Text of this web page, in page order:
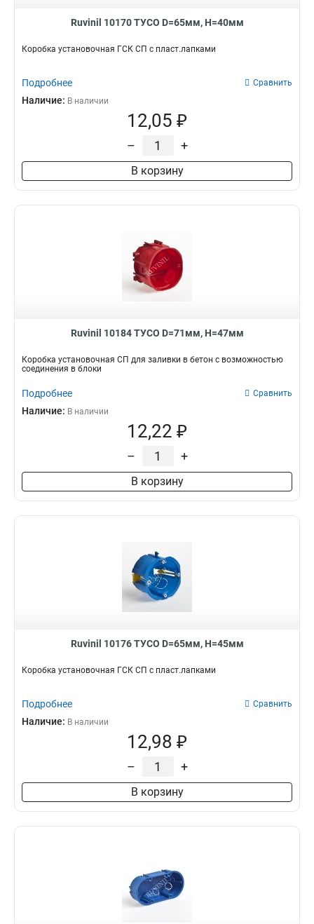
Ruvinil 10170 ТУСО D=65мм, H=40мм
Коробка установочная ГСК СП с пласт.лапками
Подробнее Сравнить
Наличие: В наличии
12,05 ₽
– +
В корзину
Ruvinil 10184 ТУСО D=71мм, H=47мм
Коробка установочная СП для заливки в бетон с возможностью
соединения в блоки
Подробнее Сравнить
Наличие: В наличии
12,22 ₽
– +
В корзину
Ruvinil 10176 ТУСО D=65мм, H=45мм
Коробка установочная ГСК СП с пласт.лапками
Подробнее Сравнить
Наличие: В наличии
12,98 ₽
– +
В корзину